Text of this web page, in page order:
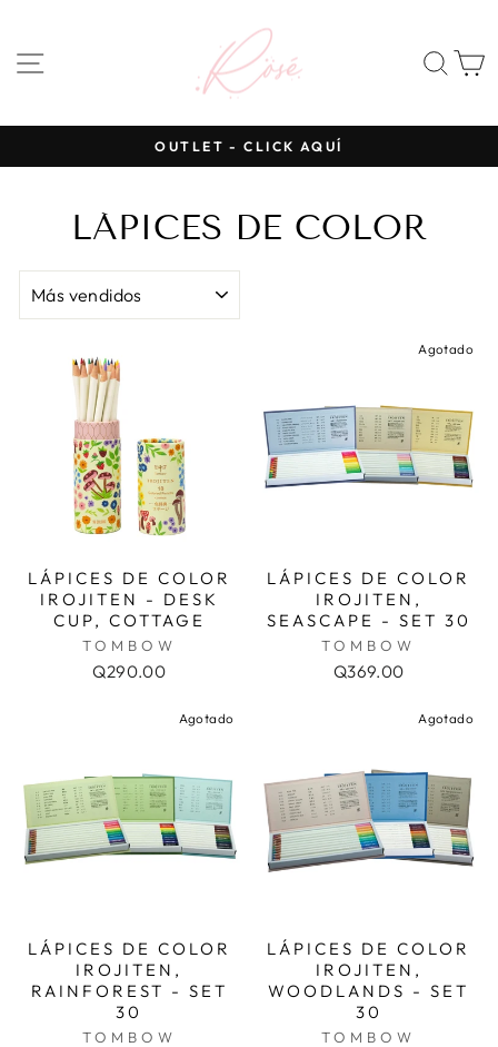
diapositivas
OUTLET - CLICK AQUÍ
LÁPICES DE COLOR
LÁPICES DE COLOR
IROJITEN - DESK
CUP, COTTAGE
TOMBOW
Q290.00
Agotado
LÁPICES DE COLOR
IROJITEN,
SEASCAPE - SET 30
TOMBOW
Q369.00
Agotado
LÁPICES DE COLOR
IROJITEN,
RAINFOREST - SET
30
TOMBOW
Agotado
LÁPICES DE COLOR
IROJITEN,
WOODLANDS - SET
30
TOMBOW